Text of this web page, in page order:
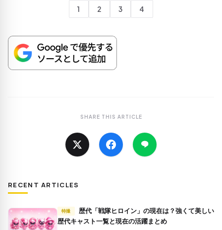
1 2 3 4
SHARE THIS ARTICLE
RECENT ARTICLES
特撮
歴代キャスト一覧と現在の活躍まとめ